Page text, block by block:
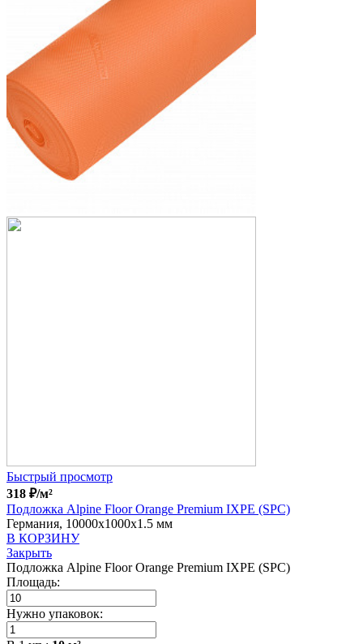
Быстрый просмотр
318 ₽/м²
Подложка Alpine Floor Orange Premium IXPE (SPC)
Германия, 10000x1000x1.5 мм
В КОРЗИНУ
Закрыть
Подложка Alpine Floor Orange Premium IXPE (SPC)
Площадь:
Нужно упаковок: